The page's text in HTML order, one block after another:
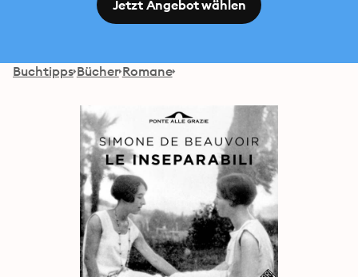
Jetzt Angebot wählen
Buchtipps Bücher Romane